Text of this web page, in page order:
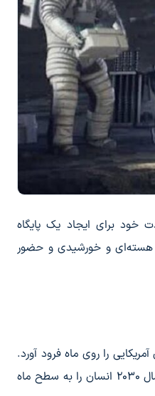
خود برای ایجاد یک پایگاه
هسته‌ای و خورشیدی و حضور
ترامپ در سال ۲۰۲۹، بار دیگر فضانوردان آمریکایی را روی ماه فرود آورد.
اما همزمان، چین نیز با سرعت در حال پیشبرد برنامه‌های فضایی خود است و اعلام کرده قصد دارد تا سال ۲۰۳۰ انسان را به سطح ماه